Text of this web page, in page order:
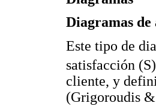
Diagramas de
Este tipo de
satisfacción
cliente, y
(Grigoroudis